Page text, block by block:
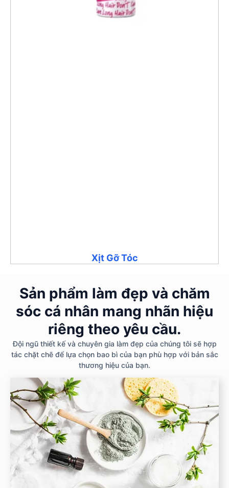
Xịt Gỡ Tóc
Sản phẩm làm đẹp và chăm
sóc cá nhân mang nhãn hiệu
riêng theo yêu cầu.
Đội ngũ thiết kế và chuyên gia làm đẹp của chúng tôi sẽ hợp
tác chặt chẽ để lựa chọn bao bì của bạn phù hợp với bản sắc
thương hiệu của bạn.